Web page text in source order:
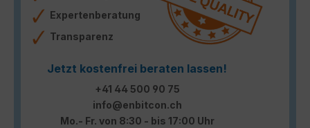
Expertenberatung
Transparenz
Jetzt kostenfrei beraten lassen!
+41 44 500 90 75
info@enbitcon.ch
Mo.- Fr. von 8:30 - bis 17:00 Uhr